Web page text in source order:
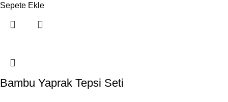
Sepete Ekle
Bambu Yaprak Tepsi Seti